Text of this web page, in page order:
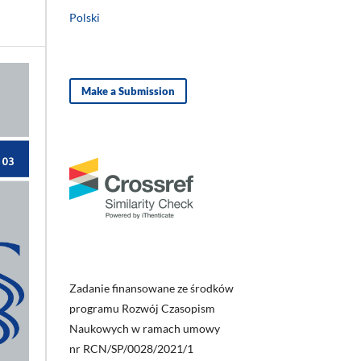
Polski
Make a Submission
Zadanie finansowane ze środków
programu Rozwój Czasopism
Naukowych w ramach umowy
nr RCN/SP/0028/2021/1